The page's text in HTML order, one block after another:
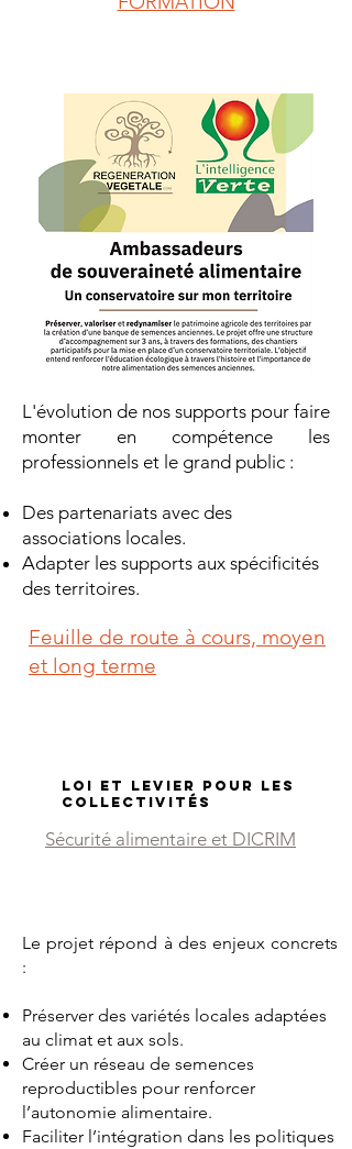
L'évolution de nos supports pour faire
monter en compétence les
professionnels et le grand public :
Des partenariats avec des
associations locales.
Adapter les supports aux spécificités
des territoires.
Feuille de route à cours, moyen
et long terme
Loi et levier pour les
collectivités
Sécurité alimentaire et DICRIM
Le projet répond à des enjeux concrets
:
Préserver des variétés locales adaptées
au climat et aux sols.
Créer un réseau de semences
reproductibles pour renforcer
l’autonomie alimentaire.
Faciliter l’intégration dans les politiques